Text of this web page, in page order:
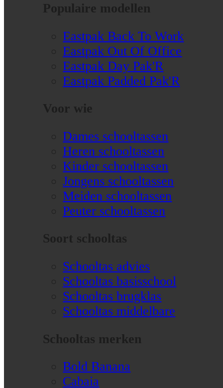
Populaire modellen
Eastpak Back To Work
Eastpak Out Of Office
Eastpak Day Pak'R
Eastpak Padded Pak'R
Voor wie
Dames schooltassen
Heren schooltassen
Kinder schooltassen
Jongens schooltassen
Meiden schooltassen
Peuter schooltassen
Soort schooltas
Schooltas advies
Schooltas basisschool
Schooltas brugklas
Schooltas middelbare
Schooltas merken
Bold Banana
Cabaia